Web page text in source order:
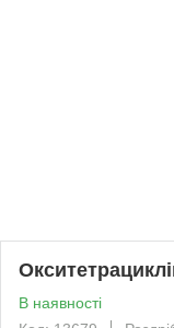
В наявності